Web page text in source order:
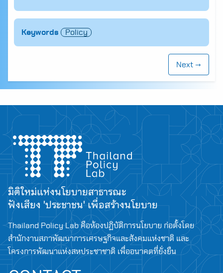
for:
Keywords Policy
Next →
มิติใหม่แห่งนโยบายสาธารณะ
ฟังเสียง 'ประชาชน' เพื่อสร้างนโยบาย
Thailand Policy Lab คือห้องปฏิบัติการนโยบาย ก่อตั้งโดย
สำนักงานสภาพัฒนาการเศรษฐกิจและสังคมแห่งชาติ และ
โครงการพัฒนาแห่งสหประชาชาติ เพื่ออนาคตที่ยั่งยืน